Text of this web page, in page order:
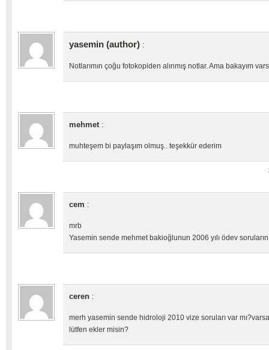
yasemin (author) :
Notlarımın çoğu fotokopiden alınmış notlar. Ama bakayım
mehmet :
muhteşem bi paylaşım olmuş.. teşekkür ederim
cem :
mrb
Yasemin sende mehmet bakioğlunun 2006 yılı ödev
ceren :
merh yasemin sende hidroloji 2010 vize soruları var
lütfen ekler misin?